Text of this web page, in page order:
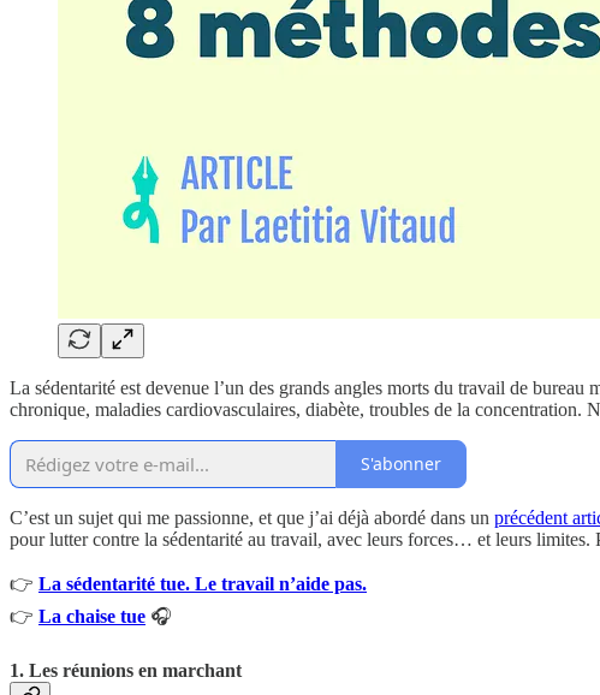
La sédentarité est devenue l’un des grands angles morts du travail de
chronique, maladies cardiovasculaires, diabète, troubles de la concentration.
S'abonner
C’est un sujet qui me passionne, et que j’ai déjà abordé dans un précédent
pour lutter contre la sédentarité au travail, avec leurs forces… et leurs
👉 La sédentarité tue. Le travail n’aide pas.
👉 La chaise tue 🎧
1. Les réunions en marchant